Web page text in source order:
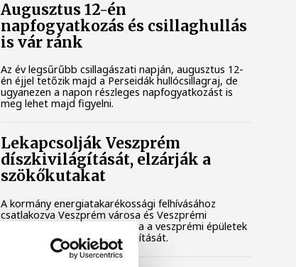
Augusztus 12-én
napfogyatkozás és csillaghullás
is vár ránk
Az év legsűrűbb csillagászati napján, augusztus 12-
én éjjel tetőzik majd a Perseidák hullócsillagraj, de
ugyanezen a napon részleges napfogyatkozást is
meg lehet majd figyelni.
Lekapcsolják Veszprém
díszkivilágítását, elzárják a
szökőkutakat
A kormány energiatakarékossági felhívásához
csatlakozva Veszprém városa és Veszprémi
Főegyházmegye is lekapcsolta a veszprémi épületek
és nevezetességek díszkivilágítását.